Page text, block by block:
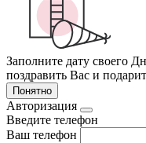
Заполните дату своего
поздравить Вас и
Понятно
Авторизация
Введите телефон
Ваш телефон